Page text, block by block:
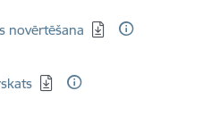
novērtēšana